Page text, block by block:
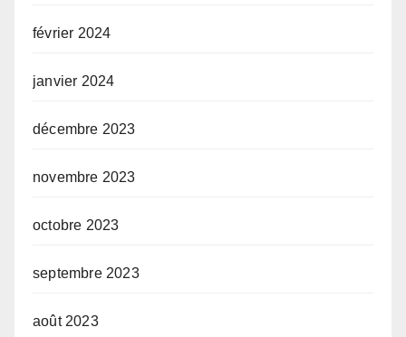
février 2024
janvier 2024
décembre 2023
novembre 2023
octobre 2023
septembre 2023
août 2023